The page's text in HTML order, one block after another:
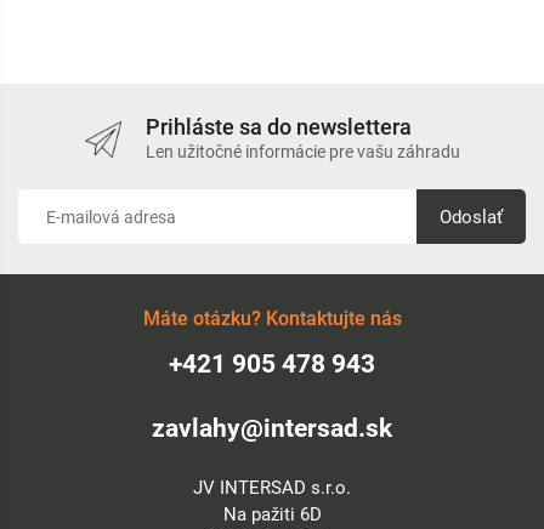
Prihláste sa do newslettera
Len užitočné informácie pre vašu záhradu
Odoslať
Máte otázku? Kontaktujte nás
+421 905 478 943
zavlahy@intersad.sk
JV INTERSAD s.r.o.
Na pažiti 6D